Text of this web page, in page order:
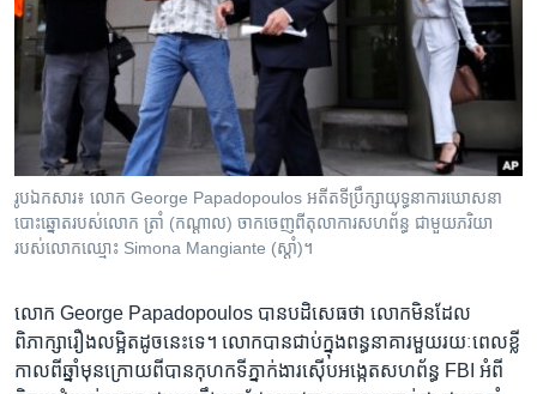
រូបឯកសារ៖ លោក George Papadopoulos អតីត​ទីប្រឹក្សា​យុទ្ធនាការ​ឃោសនា​
បោះ​ឆ្នោត​របស់​លោក ត្រាំ (កណ្ដាល) ចាក​ចេញ​ពី​តុលាការ​សហព័ន្ធ ជាមួយ​ភរិយា​
របស់​លោក​ឈ្មោះ Simona Mangiante (ស្ដាំ)។
លោក ​George Papadopoulos ​បាន​បដិសេធ​ថា​ លោក​មិន​ដែល​
ពិភាក្សា​រឿង​លម្អិត​ដូច​នេះ​ទេ។ លោក​បាន​ជាប់​ក្នុង​ពន្ធនាគារ​មួយ​រយៈ​ពេល​ខ្លី
កាល​ពី​ឆ្នាំមុន​ក្រោយ​ពី​បាន​កុហក​ទីភ្នាក់ងារ​ស៊ើប​អង្កេត​សហព័ន្ធ ​FBI ​អំពី​